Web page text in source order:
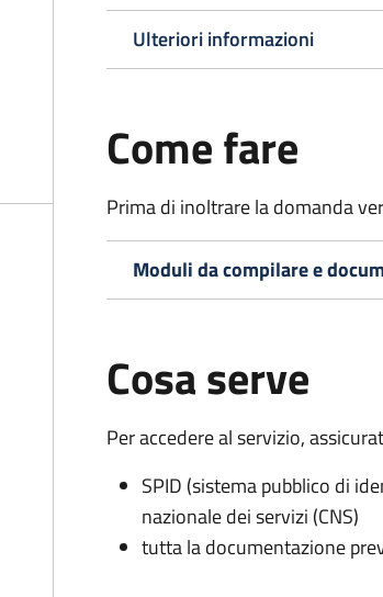
Ulteriori informazioni
Come fare
Prima di inoltrare la domanda
Moduli da compilare e
Cosa serve
Per accedere al servizio,
SPID (sistema pubblico di
nazionale dei servizi (CNS)
tutta la documentazione